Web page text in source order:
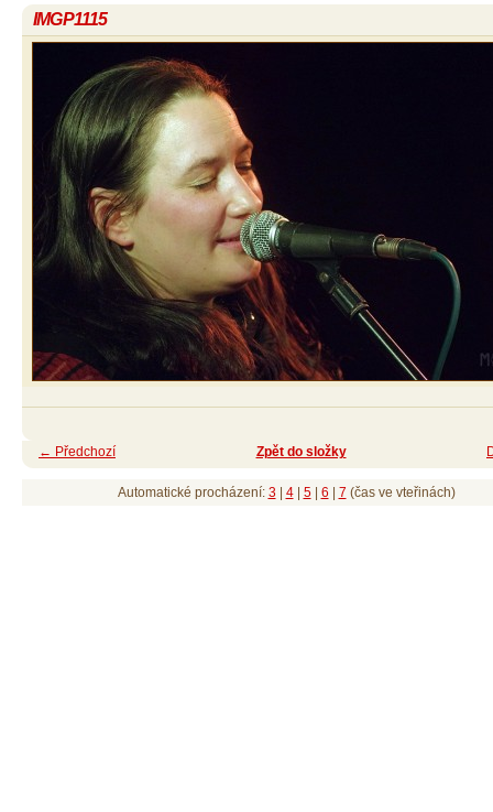
IMGP1115
← Předchozí Zpět do složky
Automatické procházení: 3| 4| 5| 6 7 (čas ve vteřinách)